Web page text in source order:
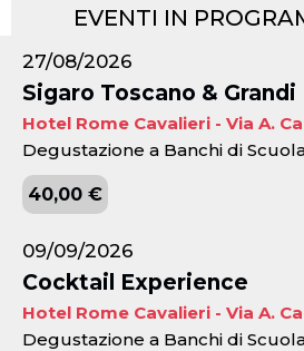
EVENTI IN
27/08/2026
Sigaro Toscano &
Hotel Rome Cavalieri - Via A.
Degustazione a Banchi di
40,00 €
09/09/2026
Cocktail Experience
Hotel Rome Cavalieri - Via A.
Degustazione a Banchi di